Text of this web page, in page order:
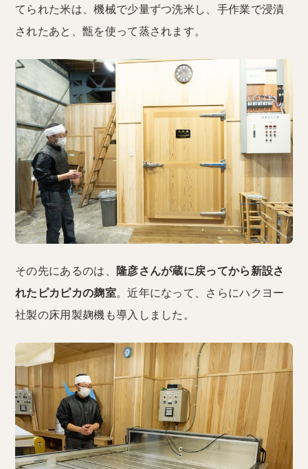
てられた米は、機械で少量ずつ洗米し、手作業で浸漬
されたあと、甑を使って蒸されます。
その先にあるのは、
隆彦さんが蔵に戻ってから新設さ
れたピカピカの麹室。近年になって、さらにハクヨー
社製の床用製麹機も導入しました。